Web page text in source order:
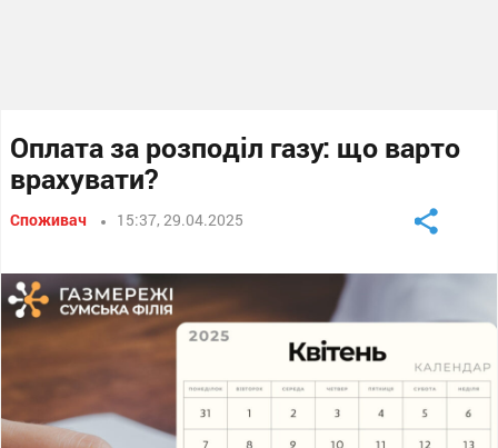
Оплата за розподіл газу: що варто
врахувати?
Споживач 15:37, 29.04.2025